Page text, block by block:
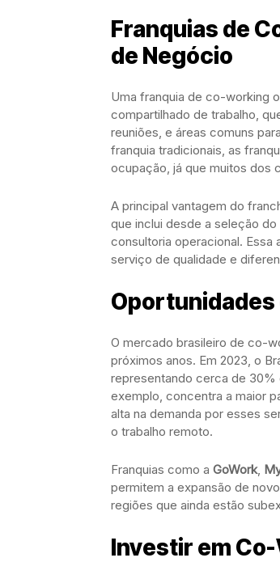
Franquias de
de Negócio
Uma franquia de co-working
compartilhado de trabalho,
reuniões, e áreas comuns
franquia tradicionais, as
ocupação, já que muitos dos
A principal vantagem do
que inclui desde a seleção
consultoria operacional.
serviço de qualidade e
Oportunidades
O mercado brasileiro de co-
próximos anos. Em 2023, o
representando cerca de 30%
exemplo, concentra a maior
alta na demanda por esses
o trabalho remoto.
Franquias como a GoWork,
permitem a expansão de
regiões que ainda estão
Investir em